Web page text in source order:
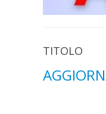
TITOLO